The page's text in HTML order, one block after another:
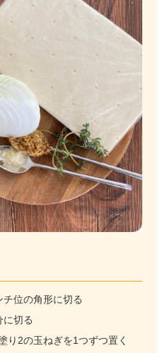
位の角形に切る
に切る
り2の玉ねぎを1つずつ置く